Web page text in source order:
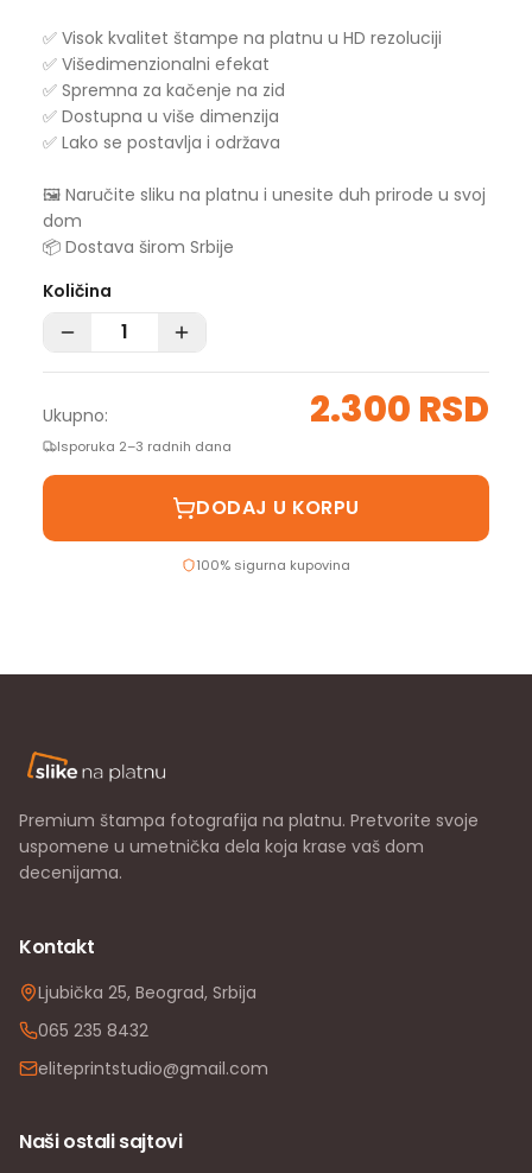
✅ Visok kvalitet štampe na platnu u HD rezoluciji
✅ Višedimenzionalni efekat
✅ Spremna za kačenje na zid
✅ Dostupna u više dimenzija
✅ Lako se postavlja i održava
🖼️ Naručite sliku na platnu i unesite duh prirode u svoj
dom
📦 Dostava širom Srbije
Količina
Ukupno: 2.300 RSD
Isporuka 2–3 radnih dana
DODAJ U KORPU
100% sigurna kupovina
Premium štampa fotografija na platnu. Pretvorite svoje
uspomene u umetnička dela koja krase vaš dom
decenijama.
Kontakt
Ljubička 25, Beograd, Srbija
065 235 8432
eliteprintstudio@gmail.com
Naši ostali sajtovi